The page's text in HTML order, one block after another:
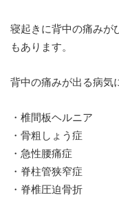
寝起きに背中の痛みが
もあります。
背中の痛みが出る病気
・椎間板ヘルニア
・骨粗しょう症
・急性腰痛症
・脊柱管狭窄症
・脊椎圧迫骨折